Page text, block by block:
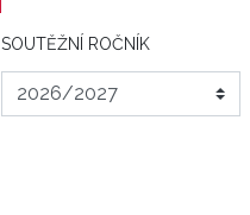
SOUTĚŽNÍ ROČNÍK